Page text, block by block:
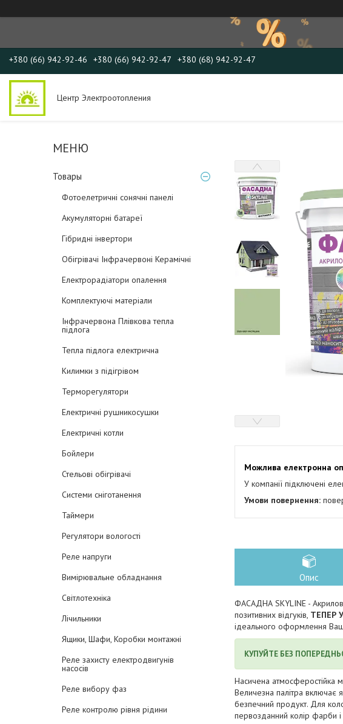
+380 (66) 942-92-46 +380 (66) 942-92-47 +380 (68) 942-92-47
Центр Электроотопления
Товары
Фотоелетричні cонячні панелі
Акумуляторні батареї
Гібридні інвертори
Обігрівачі Інфрачервоні Керамічні
Електрорадіатори опалення
Комплектуючі матеріали
Інфрачервона Плівкова тепла
підлога
Тепла підлога електрична
Килимки з підігрівом
Терморегулятори
Електричні рушникосушки
Електричні котли
Бойлери
Стельові обігрівачі
Системи сніготанення
Таймери
Регулятори вологості
Реле напруги
Вимірювальне обладнання
Світлотехніка
Лічильники
Ящики, Шафи, Коробки монтажні
Реле захисту електродвигунів
насосів
Реле вибору фаз
Реле контролю рівня рідини
У компанії підключені
Опис
ФАСАДНА SKYLINE -
позитивних відгуків, ТЕПЕР
ідеального оформлення
КУПУЙТЕ БЕЗ
Насичена атмосферостійка
Величезна палітра включає
безпечний продукт. Для
первозданний колір фарби